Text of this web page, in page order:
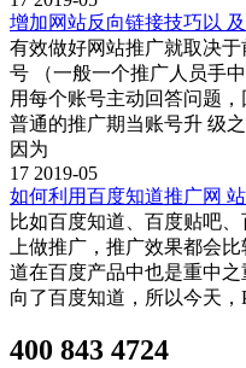
增加网站反向链接技巧以
有效做好网站推广就取决
号 （一般一个推广人员手
用每个账号主动回答问题，
普通的推广期当账号升 级
因为
17 2019-05
如何利用百度知道推广网 站
比如百度知道、百度贴吧
上做推广，推广效果都会
道在百度产品中也是重中
向了百度知道，所以今天，
400 843 4724